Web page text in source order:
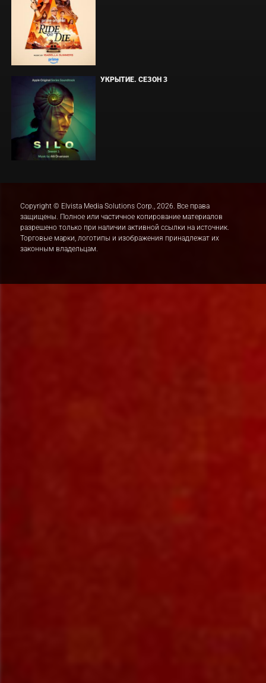
УКРЫТИЕ. СЕЗОН 3
Copyright © Elvista Media Solutions Corp., 2026. Все права
защищены. Полное или частичное копирование материалов
разрешено только при наличии активной ссылки на источник.
Торговые марки, логотипы и изображения принадлежат их
законным владельцам.